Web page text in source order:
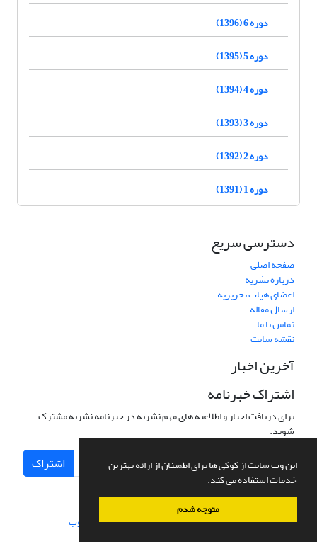
این وب سایت از کوکی ها برای اطمینان از ارائه بهترین
خدمات استفاده می کند.
متوجه شدم
دوره 6 (1396)
دوره 5 (1395)
دوره 4 (1394)
دوره 3 (1393)
دوره 2 (1392)
دوره 1 (1391)
دسترسی سریع
صفحه اصلی
درباره نشریه
اعضای هیات تحریریه
ارسال مقاله
تماس با ما
نقشه سایت
آخرین اخبار
اشتراک خبرنامه
برای دریافت اخبار و اطلاعیه های مهم نشریه در خبرنامه نشریه مشترک
شوید.
اشتراک
سامانه مدیریت نشریات علمی.طراحی و پیاده سازی از سیناوب